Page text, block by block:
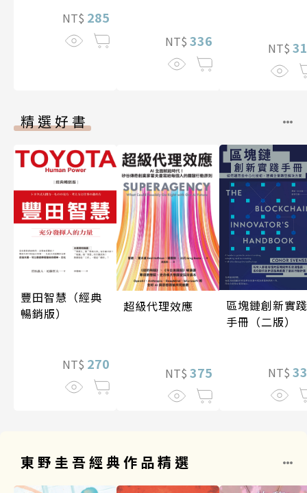
NT$ 285
NT$ 336 NT$
精選好書
豐田智慧（經典
暢銷版）
NT$ 270
超級代理效應
NT$ 375
區塊鏈創新實踐
手冊（二版）
NT$
東野圭吾經典作品精選